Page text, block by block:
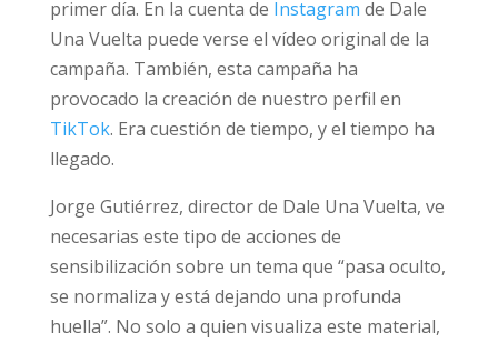
primer día. En la cuenta de Instagram de Dale
Una Vuelta puede verse el vídeo original de la
campaña. También, esta campaña ha
provocado la creación de nuestro perfil en
TikTok. Era cuestión de tiempo, y el tiempo ha
llegado.
Jorge Gutiérrez, director de Dale Una Vuelta, ve
necesarias este tipo de acciones de
sensibilización sobre un tema que “pasa oculto,
se normaliza y está dejando una profunda
huella”. No solo a quien visualiza este material,